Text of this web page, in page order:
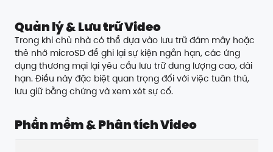
Quản lý & Lưu trữ Video
Trong khi chủ nhà có thể dựa vào lưu trữ đám mây hoặc
thẻ nhớ microSD để ghi lại sự kiện ngắn hạn, các ứng
dụng thương mại lại yêu cầu lưu trữ dung lượng cao, dài
hạn. Điều này đặc biệt quan trọng đối với việc tuân thủ,
lưu giữ bằng chứng và xem xét sự cố.
Phần mềm & Phân tích Video